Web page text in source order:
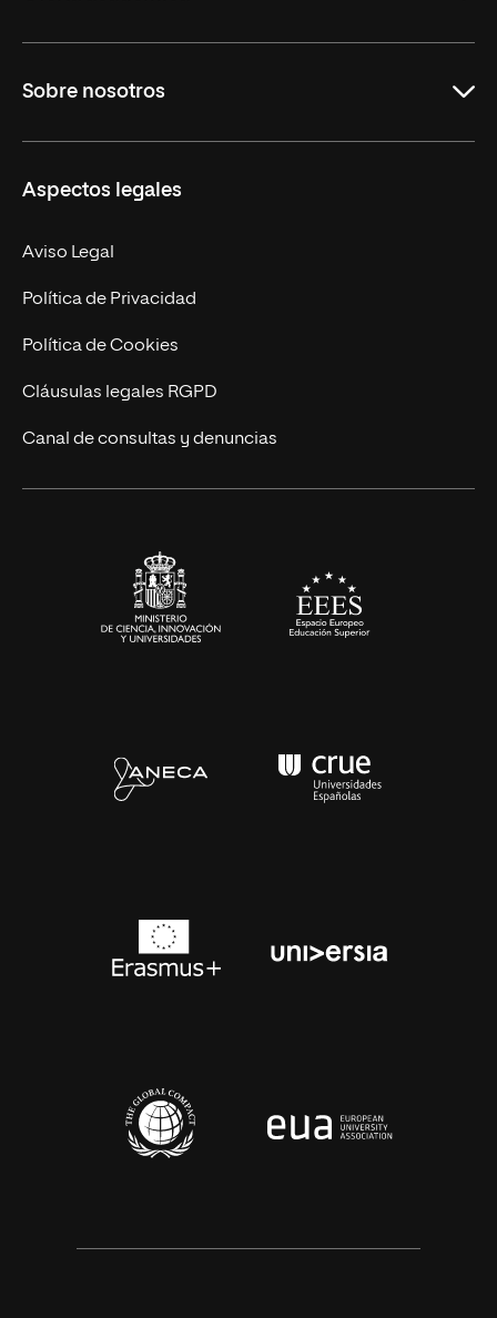
Derecho
Empresa
MBA
Marketing y Comunicación
Ingeniería
Diseño
Ciencias de la Salud
Sobre nosotros
Nuestro Equipo
Contacto
Aspectos legales
Aviso Legal
Política de Privacidad
Política de Cookies
Cláusulas legales RGPD
Canal de consultas y denuncias